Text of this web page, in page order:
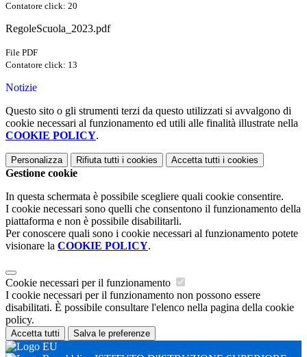
Contatore click: 20
RegoleScuola_2023.pdf
File PDF
Contatore click: 13
Notizie
Questo sito o gli strumenti terzi da questo utilizzati si avvalgono di
cookie necessari al funzionamento ed utili alle finalità illustrate nella
COOKIE POLICY.
Personalizza Rifiuta tutti i cookies Accetta tutti i cookies
Gestione cookie
In questa schermata è possibile scegliere quali cookie consentire.
I cookie necessari sono quelli che consentono il funzionamento della
piattaforma e non è possibile disabilitarli.
Per conoscere quali sono i cookie necessari al funzionamento potete
visionare la COOKIE POLICY.
Cookie necessari per il funzionamento
I cookie necessari per il funzionamento non possono essere
disabilitati. È possibile consultare l'elenco nella pagina della cookie
policy.
Accetta tutti Salva le preferenze